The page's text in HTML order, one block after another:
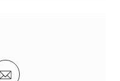
分享
通过电子邮件分享